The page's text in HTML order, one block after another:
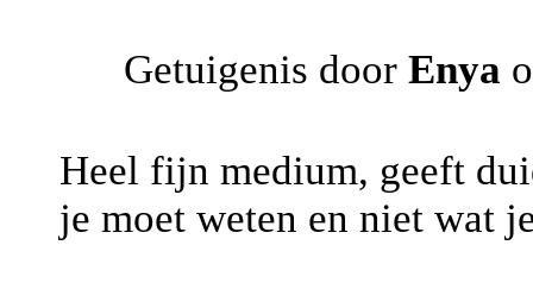
Getuigenis door Enya
Heel fijn medium, geeft
je moet weten en niet wat